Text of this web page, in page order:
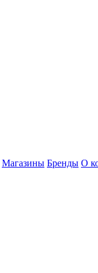
Магазины Бренды О